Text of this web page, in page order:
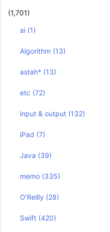
(1,701)
ai (1)
Algorithm (13)
astah* (13)
etc (72)
input & output (132)
iPad (7)
Java (39)
memo (335)
O’Reilly (28)
Swift (420)